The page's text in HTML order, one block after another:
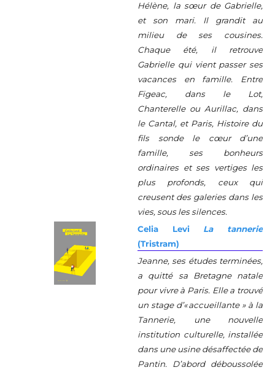
Hélène, la sœur de Gabrielle,
et son mari. Il grandit au
milieu de ses cousines.
Chaque été, il retrouve
Gabrielle qui vient passer ses
vacances en famille. Entre
Figeac, dans le Lot,
Chanterelle ou Aurillac, dans
le Cantal, et Paris, Histoire du
fils sonde le cœur d’une
famille, ses bonheurs
ordinaires et ses vertiges les
plus profonds, ceux qui
creusent des galeries dans les
vies, sous les silences.
Celia Levi
La tannerie
(Tristram)
Jeanne, ses études terminées,
a quitté sa Bretagne natale
pour vivre à Paris. Elle a trouvé
un stage d’« accueillante » à la
Tannerie, une nouvelle
institution culturelle, installée
dans une usine désaffectée de
Pantin. D’abord déboussolée